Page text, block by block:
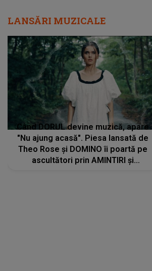
LANSĂRI MUZICALE
Când DORUL devine muzică, apare
"Nu ajung acasă". Piesa lansată de
Theo Rose și DOMINO îi poartă pe
ascultători prin AMINTIRI și